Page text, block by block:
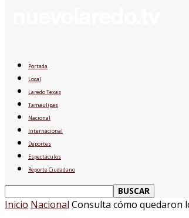
Portada
Local
Laredo Texas
Tamaulipas
Nacional
Internacional
Deportes
Espectáculos
Reporte Ciudadano
Inicio Nacional Consulta cómo quedaron